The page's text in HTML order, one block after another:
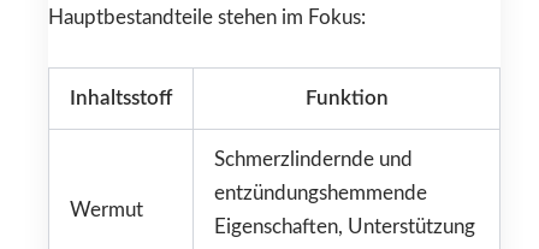
Hauptbestandteile stehen im Fokus:
Inhaltsstoff Funktion
Wermut
Schmerzlindernde und
entzündungshemmende
Eigenschaften, Unterstützung